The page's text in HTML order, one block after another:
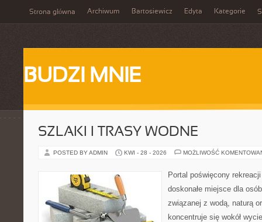
Strona główna Archiwum Bartosiewicz Edyta Kategorie
BUDZI MNIE
SZLAKI I TRASY WODNE
POSTED BY ADMIN KWI - 28 - 2026 MOŻLIWOŚĆ
Portal poświęcony
doskonałe miejsce dla
związanej z wodą, naturą
koncentruje się wokół